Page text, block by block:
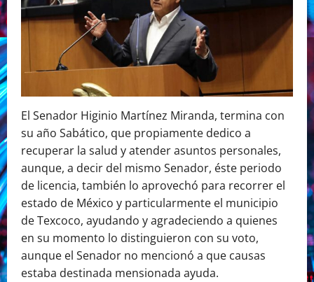
El Senador Higinio Martínez Miranda, termina con
su año Sabático, que propiamente dedico a
recuperar la salud y atender asuntos personales,
aunque, a decir del mismo Senador, éste periodo
de licencia, también lo aprovechó para recorrer el
estado de México y particularmente el municipio
de Texcoco, ayudando y agradeciendo a quienes
en su momento lo distinguieron con su voto,
aunque el Senador no mencionó a que causas
estaba destinada mensionada ayuda.